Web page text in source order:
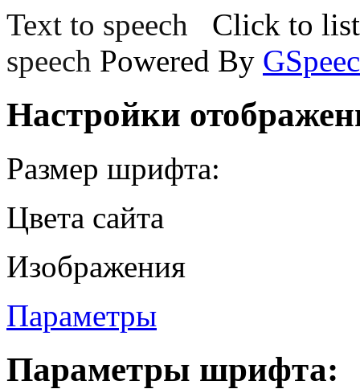
Text to speech
Click to
speech Powered By
Настройки
Размер шрифта:
Цвета сайта
Изображения
Параметры
Параметры шрифта: